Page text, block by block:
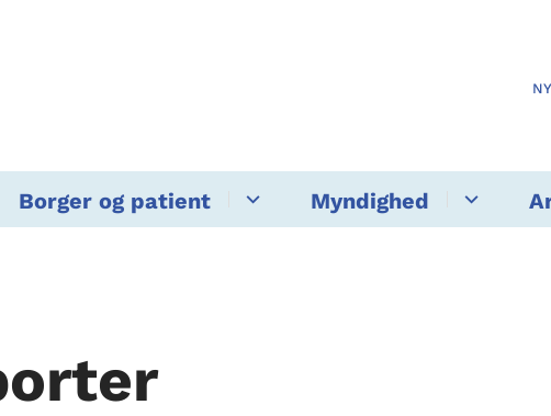
Borger og patient Myndighed